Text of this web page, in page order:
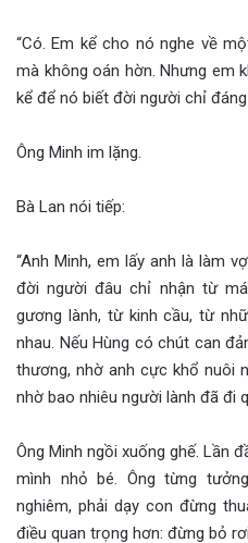
“Có. Em kể cho nó nghe về
mà không oán hờn. Nhưng em
kể để nó biết đời người chỉ
Ông Minh im lặng.
Bà Lan nói tiếp:
“Anh Minh, em lấy anh là làm
đời người đâu chỉ nhận từ
gương lành, từ kinh cầu, từ
nhau. Nếu Hùng có chút can
thương, nhờ anh cực khổ nuôi
nhờ bao nhiêu người lành đã đi
Ông Minh ngồi xuống ghế. Lần
mình nhỏ bé. Ông từng
nghiêm, phải dạy con đừng
điều quan trọng hơn: đừng bỏ rơi